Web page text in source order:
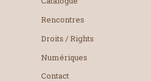
Rencontres
Droits / Rights
Numériques
Contact